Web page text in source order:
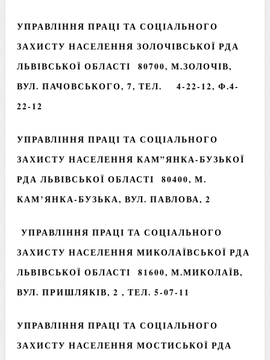
УПРАВЛІННЯ ПРАЦІ ТА СОЦІАЛЬНОГО
ЗАХИСТУ НАСЕЛЕННЯ ЗОЛОЧІВСЬКОЇ РДА
ЛЬВІВСЬКОЇ ОБЛАСТІ 80700, М.ЗОЛОЧІВ,
ВУЛ. ПАЧОВСЬКОГО, 7, ТЕЛ. 4-22-12, Ф.4-
22-12
УПРАВЛІННЯ ПРАЦІ ТА СОЦІАЛЬНОГО
ЗАХИСТУ НАСЕЛЕННЯ КАМ”ЯНКА-БУЗЬКОЇ
РДА ЛЬВІВСЬКОЇ ОБЛАСТІ 80400, М.
КАМ’ЯНКА-БУЗЬКА, ВУЛ. ПАВЛОВА, 2
УПРАВЛІННЯ ПРАЦІ ТА СОЦІАЛЬНОГО
ЗАХИСТУ НАСЕЛЕННЯ МИКОЛАЇВСЬКОЇ РДА
ЛЬВІВСЬКОЇ ОБЛАСТІ 81600, М.МИКОЛАЇВ,
ВУЛ. ПРИШЛЯКІВ, 2 , ТЕЛ. 5-07-11
УПРАВЛІННЯ ПРАЦІ ТА СОЦІАЛЬНОГО
ЗАХИСТУ НАСЕЛЕННЯ МОСТИСЬКОЇ РДА